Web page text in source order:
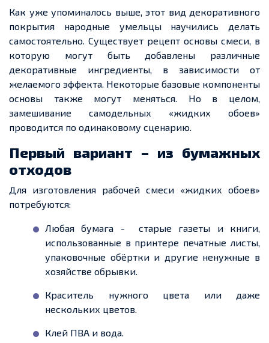
Как уже упоминалось выше, этот вид декоративного
покрытия народные умельцы научились делать
самостоятельно. Существует рецепт основы смеси, в
которую могут быть добавлены различные
декоративные ингредиенты, в зависимости от
желаемого эффекта. Некоторые базовые компоненты
основы также могут меняться. Но в целом,
замешивание самодельных «жидких обоев»
проводится по одинаковому сценарию.
Первый вариант – из бумажных
отходов
Для изготовления рабочей смеси «жидких обоев»
потребуются:
Любая бумага -
старые газеты и книги,
использованные в принтере печатные листы,
упаковочные обёртки и другие ненужные в
хозяйстве обрывки.
Краситель нужного цвета или даже
нескольких цветов.
Клей ПВА и вода.